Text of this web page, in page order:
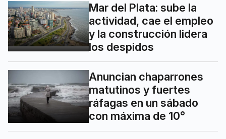
Mar del Plata: sube la
actividad, cae el empleo
y la construcción lidera
los despidos
Anuncian chaparrones
matutinos y fuertes
ráfagas en un sábado
con máxima de 10°